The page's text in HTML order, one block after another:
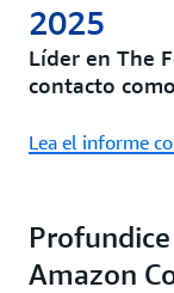
Líder en The
contacto
2025
Lea el informe
Amazon